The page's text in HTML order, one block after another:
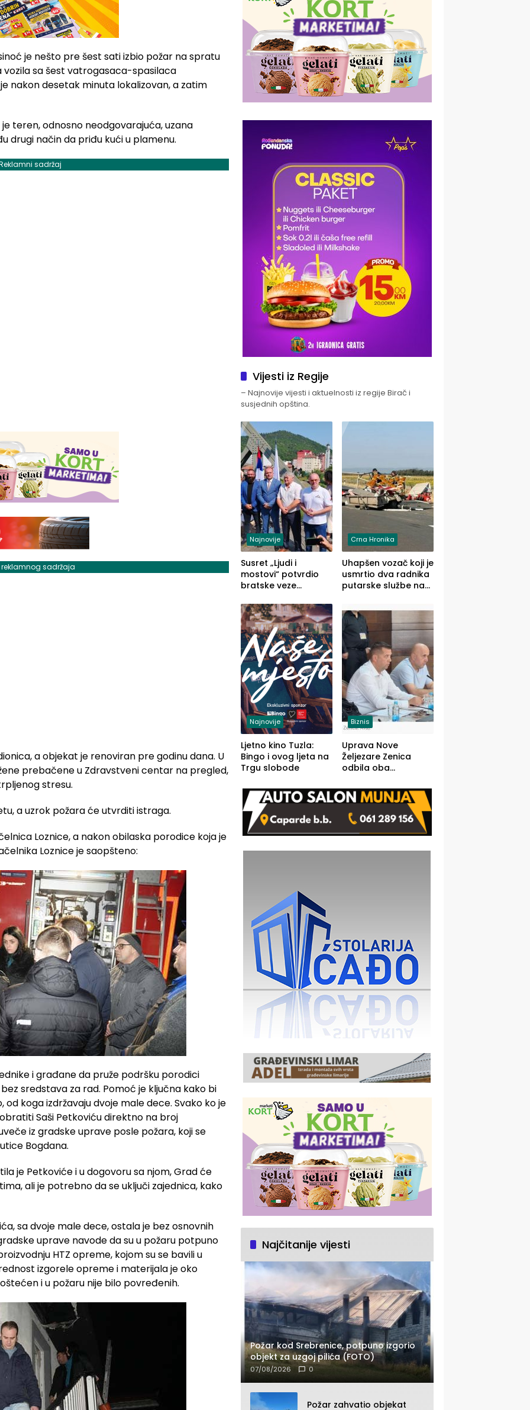
je nešto pre šest sati izbio požar na spratu
sa šest vatrogasaca-spasilaca
nakon desetak minuta lokalizovan, a zatim
teren, odnosno neodgovarajuća, uzana
drugi način da priđu kući u plamenu.
sadržaj
reklamnog sadržaja
a objekat je renoviran pre godinu dana. U
prebačene u Zdravstveni centar na pregled,
stresu.
a uzrok požara će utvrditi istraga.
Loznice, a nakon obilaska porodice koja je
Loznice je saopšteno:
i građane da pruže podršku porodici
sredstava za rad. Pomoć je ključna kako bi
koga izdržavaju dvoje male dece. Svako ko je
Saši Petkoviću direktno na broj
iz gradske uprave posle požara, koji se
Bogdana.
je Petkoviće i u dogovoru sa njom, Grad će
ali je potrebno da se uključi zajednica, kako
sa dvoje male dece, ostala je bez osnovnih
uprave navode da su u požaru potpuno
HTZ opreme, kojom su se bavili u
izgorele opreme i materijala je oko
i u požaru nije bilo povređenih.
Vijesti iz Regije
– Najnovije vijesti i aktuelnosti iz regije Birač i
susjednih opština.
Najnovije
Susret „Ljudi i
mostovi“ potvrdio
bratske veze
Zvornika
Crna Hronika
Uhapšen vozač koji je
usmrtio dva radnika
putarske službe na
prema Šapcu
(FOTO)
Najnovije
Ljetno kino Tuzla:
Bingo i ovog ljeta na
Trgu slobode
Biznis
Uprava Nove
Željezare Zenica
odbila oba
FBiH: Ustrajni da je
stečaj jedino rješenje
Najčitanije vijesti
Požar kod Srebrenice, potpuno izgorio
objekt za uzgoj pilića (FOTO)
07/08/2026 0
Požar zahvatio objekat